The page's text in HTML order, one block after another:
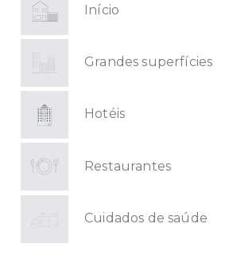
Início
Grandes superfícies
Hotéis
Restaurantes
Cuidados de saúde